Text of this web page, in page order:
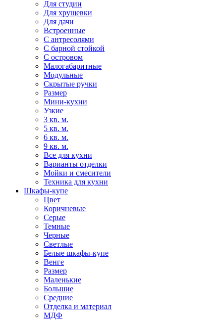
Для студии
Для хрущевки
Для дачи
Встроенные
С антресолями
С барной стойкой
С островом
Малогабаритные
Модульные
Скрытые ручки
Размер
Мини-кухни
Узкие
3 кв. м.
5 кв. м.
6 кв. м.
9 кв. м.
Все для кухни
Варианты отделки
Мойки и смесители
Техника для кухни
Шкафы-купе
Цвет
Коричневые
Серые
Темные
Черные
Светлые
Белые шкафы-купе
Венге
Размер
Маленькие
Большие
Средние
Отделка и материал
МДФ